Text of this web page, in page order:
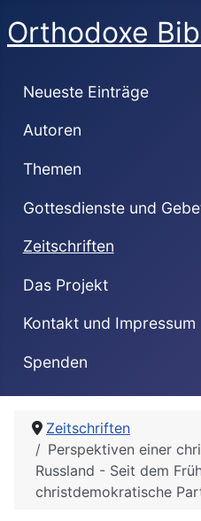
Orthodoxe
Neueste Einträge
Autoren
Themen
Gottesdienste und
Zeitschriften
Das Projekt
Kontakt und Impressum
Spenden
Zeitschriften
Perspektiven einer
Russland - Seit dem
christdemokratische